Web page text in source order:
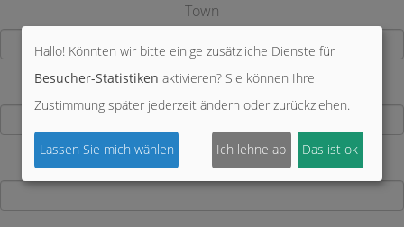
Town
Country
Telephone
Hallo! Könnten wir bitte einige zusätzliche Dienste für
Besucher-Statistiken aktivieren? Sie können Ihre
Zustimmung später jederzeit ändern oder zurückziehen.
Lassen Sie mich wählen Ich lehne ab Das ist ok